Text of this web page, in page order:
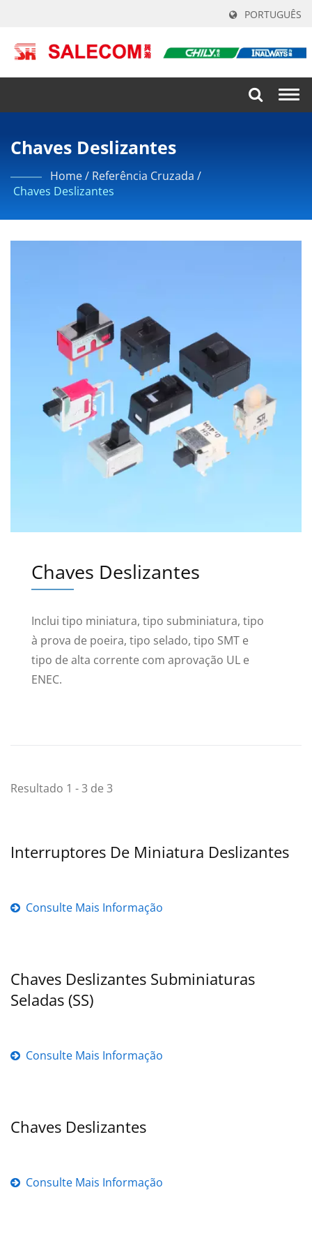
PORTUGUÊS
Chaves Deslizantes
Home/ Referência Cruzada /
Chaves Deslizantes
Chaves Deslizantes
Inclui tipo miniatura, tipo subminiatura, tipo
à prova de poeira, tipo selado, tipo SMT e
tipo de alta corrente com aprovação UL e
ENEC.
Resultado 1 - 3 de 3
Interruptores De Miniatura Deslizantes
Consulte Mais Informação
Chaves Deslizantes Subminiaturas
Seladas (SS)
Consulte Mais Informação
Chaves Deslizantes
Consulte Mais Informação